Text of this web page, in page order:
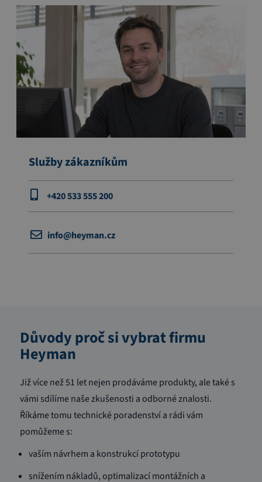
Služby zákazníkům
+420 533 555 200
info@heyman.cz
Důvody proč si vybrat firmu
Heyman
Již více než 51 let nejen prodáváme produkty, ale také s
vámi sdílíme naše zkušenosti a odborné znalosti.
Říkáme tomu technické poradenství a rádi vám
pomůžeme s:
vaším návrhem a konstrukcí prototypu
snížením nákladů, optimalizací montážních a